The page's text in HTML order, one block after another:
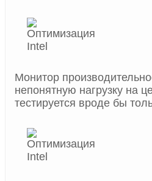
Монитор
непонятную нагрузку на
тестируется вроде бы